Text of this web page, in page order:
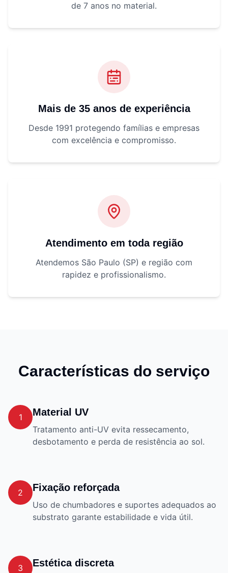
de 7 anos no material.
Mais de 35 anos de experiência
Desde 1991 protegendo famílias e empresas
com excelência e compromisso.
Atendimento em toda região
Atendemos São Paulo (SP) e região com
rapidez e profissionalismo.
Características do serviço
1 Material UV
Tratamento anti-UV evita ressecamento,
desbotamento e perda de resistência ao sol.
2 Fixação reforçada
Uso de chumbadores e suportes adequados ao
substrato garante estabilidade e vida útil.
3 Estética discreta